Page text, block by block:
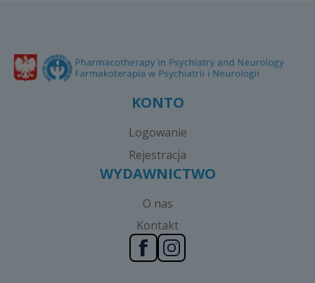
KONTO
Logowanie
Rejestracja
WYDAWNICTWO
O nas
Kontakt